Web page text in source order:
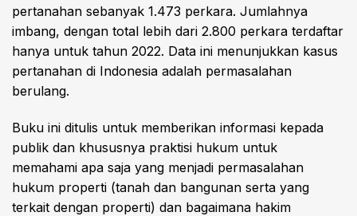
pertanahan sebanyak 1.473 perkara. Jumlahnya
imbang, dengan total lebih dari 2.800 perkara terdaftar
hanya untuk tahun 2022. Data ini menunjukkan kasus
pertanahan di Indonesia adalah permasalahan
berulang.
Buku ini ditulis untuk memberikan informasi kepada
publik dan khususnya praktisi hukum untuk
memahami apa saja yang menjadi permasalahan
hukum properti (tanah dan bangunan serta yang
terkait dengan properti) dan bagaimana hakim